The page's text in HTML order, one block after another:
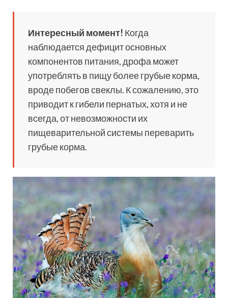
Интересный момент! Когда
наблюдается дефицит основных
компонентов питания, дрофа может
употреблять в пищу более грубые корма,
вроде побегов свеклы. К сожалению, это
приводит к гибели пернатых, хотя и не
всегда, от невозможности их
пищеварительной системы переварить
грубые корма.